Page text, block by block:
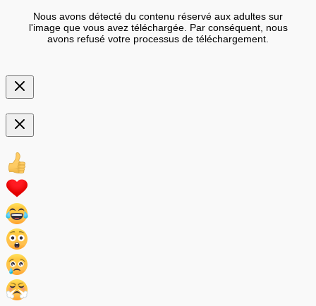
Nous avons détecté du contenu réservé aux adultes sur
l'image que vous avez téléchargée. Par conséquent, nous
avons refusé votre processus de téléchargement.